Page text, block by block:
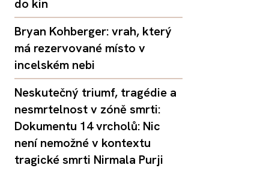
do kin
Bryan Kohberger: vrah, který
má rezervované místo v
incelském nebi
Neskutečný triumf, tragédie a
nesmrtelnost v zóně smrti:
Dokumentu 14 vrcholů: Nic
není nemožné v kontextu
tragické smrti Nirmala Purji